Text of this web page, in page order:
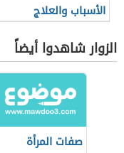
الأسباب والعلاج
الزوار شاهدوا أيضاً
صفات المرأة